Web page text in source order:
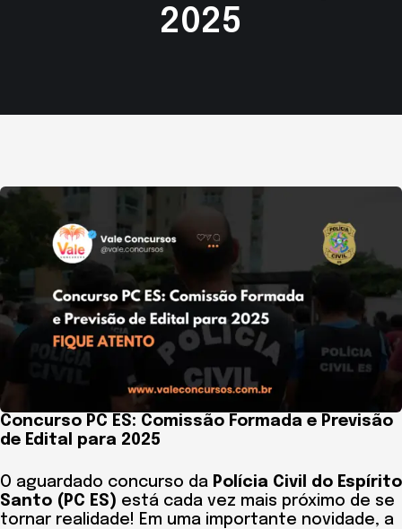
2025
Concurso PC ES: Comissão Formada e Previsão
de Edital para 2025
O aguardado concurso da Polícia Civil do Espírito
Santo (PC ES) está cada vez mais próximo de se
tornar realidade! Em uma importante novidade, a